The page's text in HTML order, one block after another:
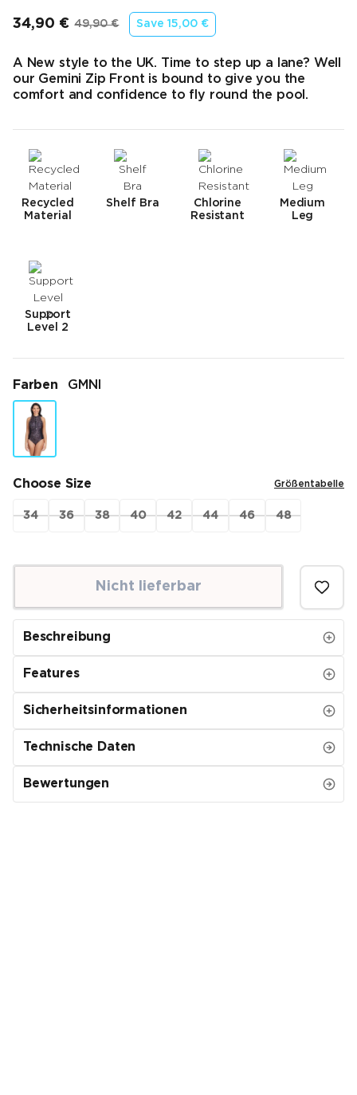
34,90 €
Endpreis
49,90 €
Ursprünglicher Preis
Save15,00 €
A New style to the UK. Time to step up a lane? Well
our Gemini Zip Front is bound to give you the
comfort and confidence to fly round the pool.
Recycled
Material
Shelf Bra
Chlorine
Resistant
Medium
Leg
Support
Level 2
Farben GMNI
Choose Size Größentabelle
34 36 38 40 42 44 46 48
Nicht lieferbar
Beschreibung
Features
Sicherheitsinformationen
Technische Daten
Bewertungen